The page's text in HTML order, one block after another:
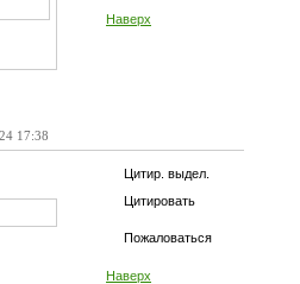
Наверх
17:38
Цитир. выдел.
Цитировать
Пожаловаться
Наверх